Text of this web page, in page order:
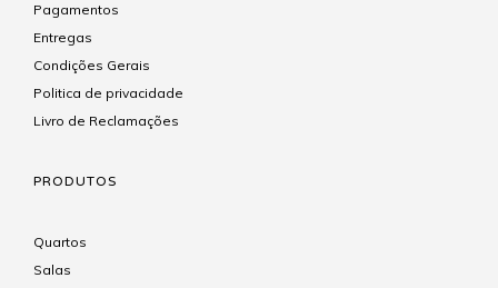
Pagamentos
Entregas
Condições Gerais
Politica de privacidade
Livro de Reclamações
PRODUTOS
Quartos
Salas